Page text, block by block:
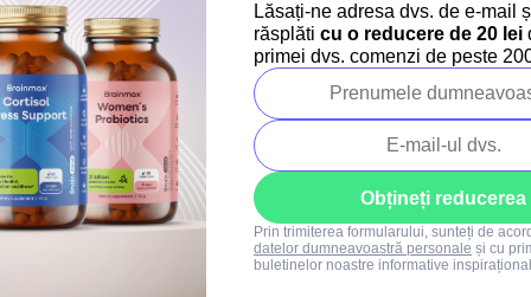
Lăsați-ne adresa dvs. de e-mail
răsplăti cu o reducere de 20 lei
primei dvs. comenzi de peste
Obțineți reducerea
Prin trimiterea formularului, sunteți de
datelor dumneavoastră personale și cu
buletinelor noastre informative